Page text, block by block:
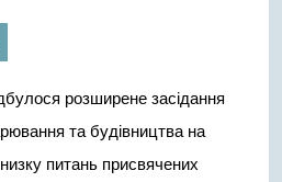
та будівництва на
питань присвячених